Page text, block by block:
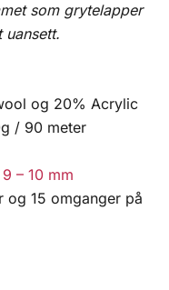
som grytelapper
og 20% Acrylic
/ 90 meter
9 – 10 mm
og 15 omganger på